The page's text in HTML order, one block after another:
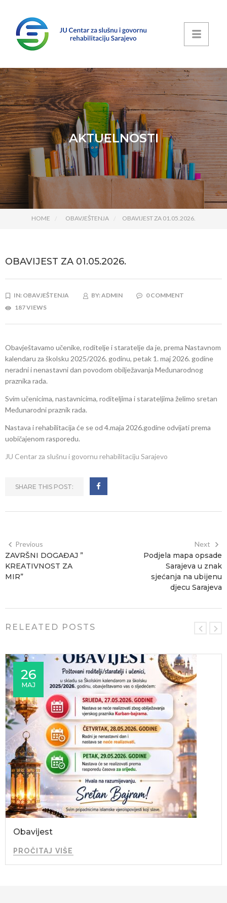
AKTUELNOSTI
HOME OBAVJEŠTENJA OBAVIJEST ZA 01.05.2026.
OBAVIJEST ZA 01.05.2026.
IN: OBAVJEŠTENJA BY:ADMIN
0 COMMENT
187 VIEWS
Obavještavamo učenike, roditelje i staratelje da je, prema Nastavnom
kalendaru za školsku 2025/2026. godinu, petak 1. maj 2026. godine
neradni i nenastavni dan povodom obilježavanja Međunarodnog
praznika rada.
Svim učenicima, nastavnicima, roditeljima i starateljima želimo sretan
Međunarodni praznik rada.
Nastava i rehabilitacija će se od 4.maja 2026.godine odvijati prema
uobičajenom rasporedu.
JU Centar za slušnu i govornu rehabilitaciju Sarajevo
SHARE THIS POST:
Previous
ZAVRŠNI DOGAĐAJ ”
KREATIVNOST ZA
MIR”
Next
Podjela mapa opsade
Sarajeva u znak
sjećanja na ubijenu
djecu Sarajeva
RELEATED POSTS
26
MAJ
Obavijest
PROČITAJ VIŠE